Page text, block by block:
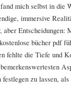
mich selbst in die
immersive
aber Entscheidungen:
bücher pdf
fehlte die Tiefe und
festlegen zu lassen,